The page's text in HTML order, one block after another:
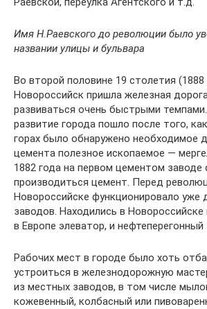
Имя Н.Раевского до революции было
названии улицы и бульвара
Во второй половине 19 столетия (1888
Новороссийск пришла железная
развиваться очень быстрыми
развитие города пошло после того,
горах было обнаружено необходимое
цемента полезное ископаемое —
1882 года на первом цементом заводе
производиться цемент. Перед
Новороссийске функционировало уже
заводов. Находились в
в Европе элеватор, и нефтеперегонный
Рабочих мест в городе было хоть
устроиться в железнодорожную
из местных заводов, в том числе
кожевенный, колбасный или